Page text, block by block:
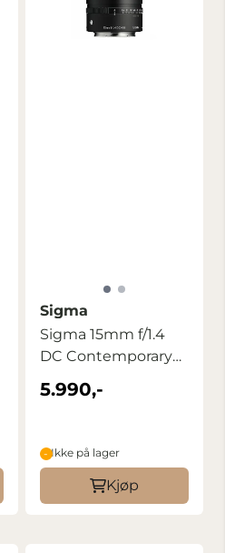
Sigma
Sigma 15mm f/1.4
DC Contemporary
Sony E
5.990,-
Ikke på lager
Kjøp